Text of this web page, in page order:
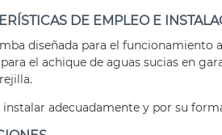
DE EMPLEO E
diseñada para el
el achique de aguas sucias en
instalar adecuadamente y por su